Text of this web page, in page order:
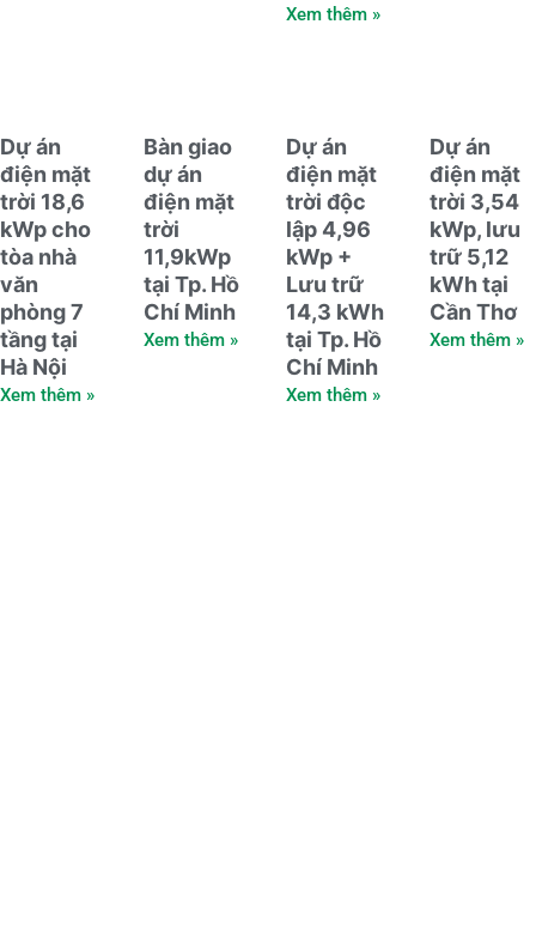
Xem thêm »
Dự án
điện mặt
trời 18,6
kWp cho
tòa nhà
văn
phòng 7
tầng tại
Hà Nội
Xem thêm »
Bàn giao
dự án
điện mặt
trời
11,9kWp
tại Tp. Hồ
Chí Minh
Xem thêm »
Dự án
điện mặt
trời độc
lập 4,96
kWp +
Lưu trữ
14,3 kWh
tại Tp. Hồ
Chí Minh
Xem thêm »
Dự án
điện mặt
trời 3,54
kWp, lưu
trữ 5,12
kWh tại
Cần Thơ
Xem thêm »